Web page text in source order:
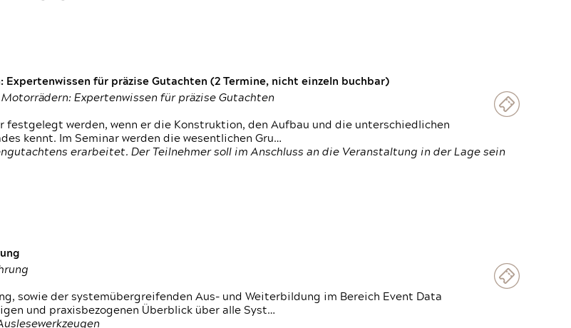
für präzise Gutachten (2 Termine, nicht einzeln buchbar)
Expertenwissen für präzise Gutachten
festgelegt werden, wenn er die Konstruktion, den Aufbau und die unterschiedlichen
kennt. Im Seminar werden die wesentlichen Gru…
erarbeitet. Der Teilnehmer soll im Anschluss an die Veranstaltung in der Lage sein
sowie der systemübergreifenden Aus- und Weiterbildung im Bereich Event Data
und praxisbezogenen Überblick über alle Syst…